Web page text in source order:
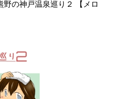
野の神戸温泉巡り２ 【メロ